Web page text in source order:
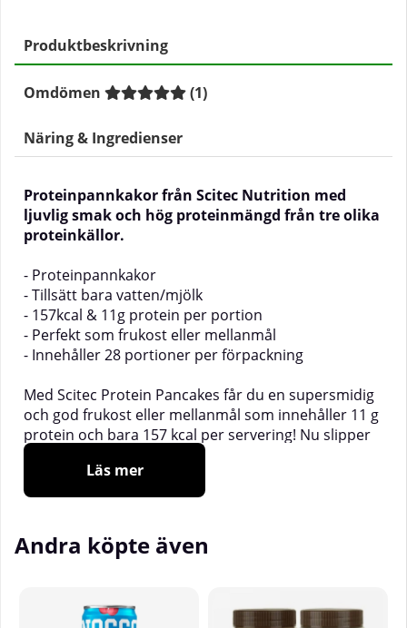
Produktbeskrivning
Omdömen (1)
Näring & Ingredienser
Proteinpannkakor från Scitec Nutrition med
ljuvlig smak och hög proteinmängd från tre olika
proteinkällor.
- Proteinpannkakor
- Tillsätt bara vatten/mjölk
- 157kcal & 11g protein per portion
- Perfekt som frukost eller mellanmål
- Innehåller 28 portioner per förpackning
Med Scitec Protein Pancakes får du en supersmidig
och god frukost eller mellanmål som innehåller 11 g
protein och bara 157 kcal per servering! Nu slipper
du mäta och blanda olika ingredienser för att göra
goda pannkakor, allt du behöver göra är att tillsätta
vatten eller mjölk.
De innehåller protein från 3 olika källor och är helt
fria från tillsatt socker!
Läs mer
Andra köpte även